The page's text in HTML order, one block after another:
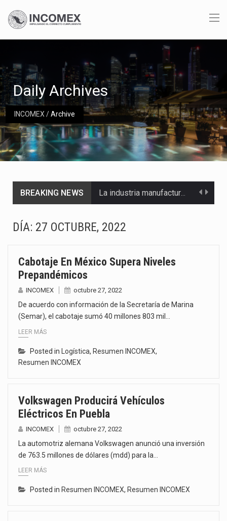
INCOMEX/Archive
Daily Archives
BREAKING NEWS La industria manufacturera de exportación afiliada a Index en Nuevo León ha alcanzado hasta 10%…
El mercado laboral mexicano muestra un proceso de precarización sin señales de mejora, según el…
DÍA: 27 OCTUBRE, 2022
Cabotaje En México Supera Niveles
Prepandémicos
INCOMEX octubre 27, 2022
De acuerdo con información de la Secretaría de Marina
(Semar), el cabotaje sumó 40 millones 803 mil…
LEER MÁS
Posted in Logística, Resumen INCOMEX,
Resumen INCOMEX
Volkswagen Producirá Vehículos
Eléctricos En Puebla
INCOMEX octubre 27, 2022
La automotriz alemana Volkswagen anunció una inversión
de 763.5 millones de dólares (mdd) para la…
LEER MÁS
Posted in Resumen INCOMEX, Resumen INCOMEX